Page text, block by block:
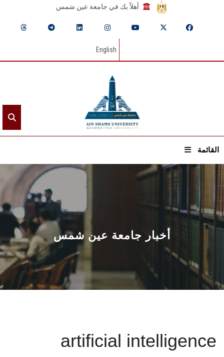
أهلاً بك في جامعة عين شمس
English
القائمة
الرئيسيـة
عن الجامعة
القطاعـات
الشئون الأكاديمية
البحث العلمي
المراكز والوحدات
أخبار جامعة عين شمس
artificial intelligence